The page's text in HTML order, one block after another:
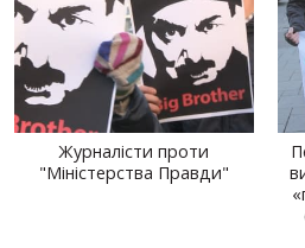
Журналісти проти
"Міністерства Правди"